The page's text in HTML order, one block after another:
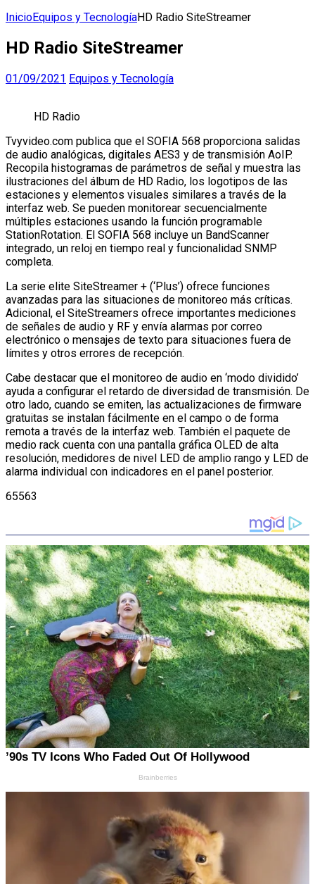
InicioEquipos y TecnologíaHD Radio SiteStreamer
HD Radio SiteStreamer
01/09/2021 Equipos y Tecnología
HD Radio
Tvyvideo.com publica que el SOFIA 568 proporciona salidas
de audio analógicas, digitales AES3 y de transmisión AoIP.
Recopila histogramas de parámetros de señal y muestra las
ilustraciones del álbum de HD Radio, los logotipos de las
estaciones y elementos visuales similares a través de la
interfaz web. Se pueden monitorear secuencialmente
múltiples estaciones usando la función programable
StationRotation. El SOFIA 568 incluye un BandScanner
integrado, un reloj en tiempo real y funcionalidad SNMP
completa.
La serie elite SiteStreamer + (‘Plus’) ofrece funciones
avanzadas para las situaciones de monitoreo más críticas.
Adicional, el SiteStreamers ofrece importantes mediciones
de señales de audio y RF y envía alarmas por correo
electrónico o mensajes de texto para situaciones fuera de
límites y otros errores de recepción.
Cabe destacar que el monitoreo de audio en ‘modo dividido’
ayuda a configurar el retardo de diversidad de transmisión. De
otro lado, cuando se emiten, las actualizaciones de firmware
gratuitas se instalan fácilmente en el campo o de forma
remota a través de la interfaz web. También el paquete de
medio rack cuenta con una pantalla gráfica OLED de alta
resolución, medidores de nivel LED de amplio rango y LED de
alarma individual con indicadores en el panel posterior.
65563